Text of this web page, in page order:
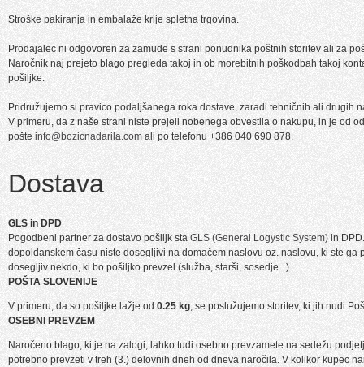
Stroške pakiranja in embalaže krije spletna trgovina.
Prodajalec ni odgovoren za zamude s strani ponudnika poštnih storitev ali za
Naročnik naj prejeto blago pregleda takoj in ob morebitnih poškodbah takoj
pošiljke.
Pridružujemo si pravico podaljšanega roka dostave, zaradi tehničnih ali drugih
V primeru, da z naše strani niste prejeli nobenega obvestila o nakupu, in je od
pošte info@bozicnadarila.comali po telefonu +386 040 690 878.
Dostava
GLS in DPD
Pogodbeni partner za dostavo pošiljk sta GLS (General Logystic System)in
dopoldanskem času niste dosegljivi na domačem naslovu oz. naslovu, ki ste
dosegljiv nekdo, ki bo pošiljko prevzel (služba, starši, sosedje...).
POŠTA SLOVENIJE
V primeru, da so pošiljke lažje od 0.25 kg, se poslužujemo storitev, ki jih nudi
OSEBNI PREVZEM
Naročeno blago, ki je na zalogi, lahko tudi osebno prevzamete na sedežu
potrebno prevzeti v treh (3.) delovnih dneh od dneva naročila. V kolikor kupec